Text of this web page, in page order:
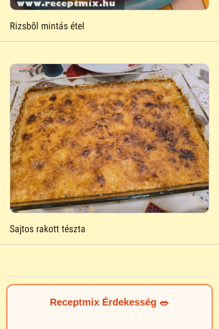
Rizsbõl mintás étel
Sajtos rakott tészta
Receptmix Érdekesség 🥗